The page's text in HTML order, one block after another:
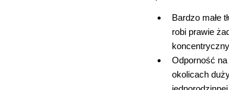
Bardzo małe
robi prawie
Odporność
okolicach